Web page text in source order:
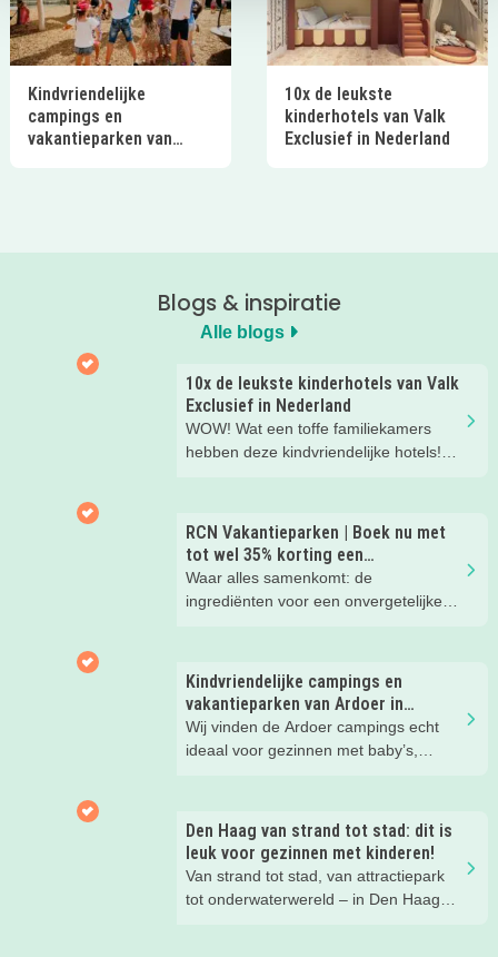
Kindvriendelijke
campings en
vakantieparken van
10x de leukste
kinderhotels van Valk
Exclusief in Nederland
Blogs & inspiratie
Alle blogs
10x de leukste kinderhotels van Valk
Exclusief in Nederland
WOW! Wat een toffe familiekamers
hebben deze kindvriendelijke hotels!
kinderhotels van Valk Exclusief en
boek een heerlijk nachtje weg met je
kind(eren).
RCN Vakantieparken | Boek nu met
tot wel 35% korting een
zomervakantie!
Waar alles samenkomt: de
ingrediënten voor een onvergetelijke
Kindvriendelijke campings en
vakantieparken van Ardoer in
Nederland
Wij vinden de Ardoer campings echt
ideaal voor gezinnen met baby’s,
Den Haag van strand tot stad: dit is
leuk voor gezinnen met kinderen!
Van strand tot stad, van attractiepark
tot onderwaterwereld – in Den Haag